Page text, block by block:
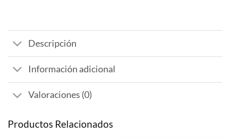
Descripción
Información adicional
Valoraciones (0)
Productos Relacionados